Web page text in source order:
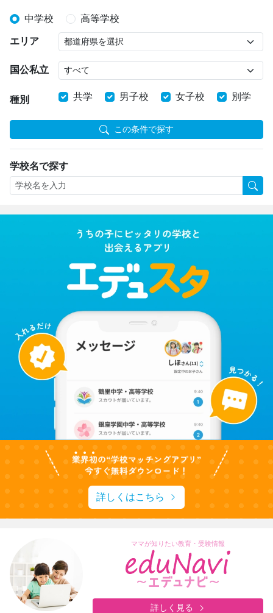
中学校 高等学校
エリア
国公私立
種別 共学 男子校 女子校 別学
この条件で探す
学校名で探す
詳しくはこちら
ママが知りたい教育・受験情報
詳しく見る